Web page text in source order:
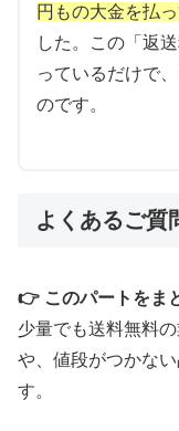
幅広いジャン
悪いものでも価
ーク取得で個
🎧 エコスト
年
円もの大金を払
した。この「返
っているだけで
のです。
よくあるご質
👉 このパートをま
少量でも送料無料
や、値段がつかな
す。